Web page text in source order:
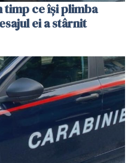
timp ce își plimba
ei a stârnit